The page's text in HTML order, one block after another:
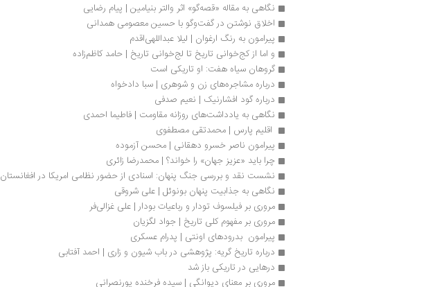
نگاهی به مقاله «قصه‌گو» اثر والتر بنیامین | پیام رضایی
اخلاق نوشتن در گفت‌وگو با حسین معصومی همدانی
پیرامون به رنگ ارغوان | لیلا عبداللهی‌اقدم
و اما از کج‌خوانی تاریخ تا لج‌خوانی تاریخ | حامد کاظم‌زاده
گروهان سیاه هفت: او تاریکی است
درباره مشاجره‌های زن و شوهری | سبا دادخواه
درباره گود افشارنیک | نعیم صدفی
نگاهی به یادداشت‌های روزانه مقاومت | فاطیما احمدی
اقلیم پارس | محمدتقی مصطفوی
پیرامون ناصر خسرو دهقانی | محسن آزموده
چرا باید «عزیز جهان» را خواند؟ | محمدرضا زائری
نشست نقد و بررسی جنگ پنهان: اسنادی از حضور نظامی امریکا در افغانستان
نگاهی به جذابیت پنهان بونوئل | علی شروقی
مروری بر فیلسوف تودار و رباعیات بودار | علی غزالی‌فر
مروری بر مفهوم کلی تاریخ | جواد لگزیان
پیرامون  بدرودهای اونتی | پدرام عسکری
درباره تاریخ گریه: پژوهشی در باب شیون و زاری | احمد آفتابی
درهایی در تاریکی باز شد
مروری بر معنای دیوانگی | سیده فرخنده پورنصرانی